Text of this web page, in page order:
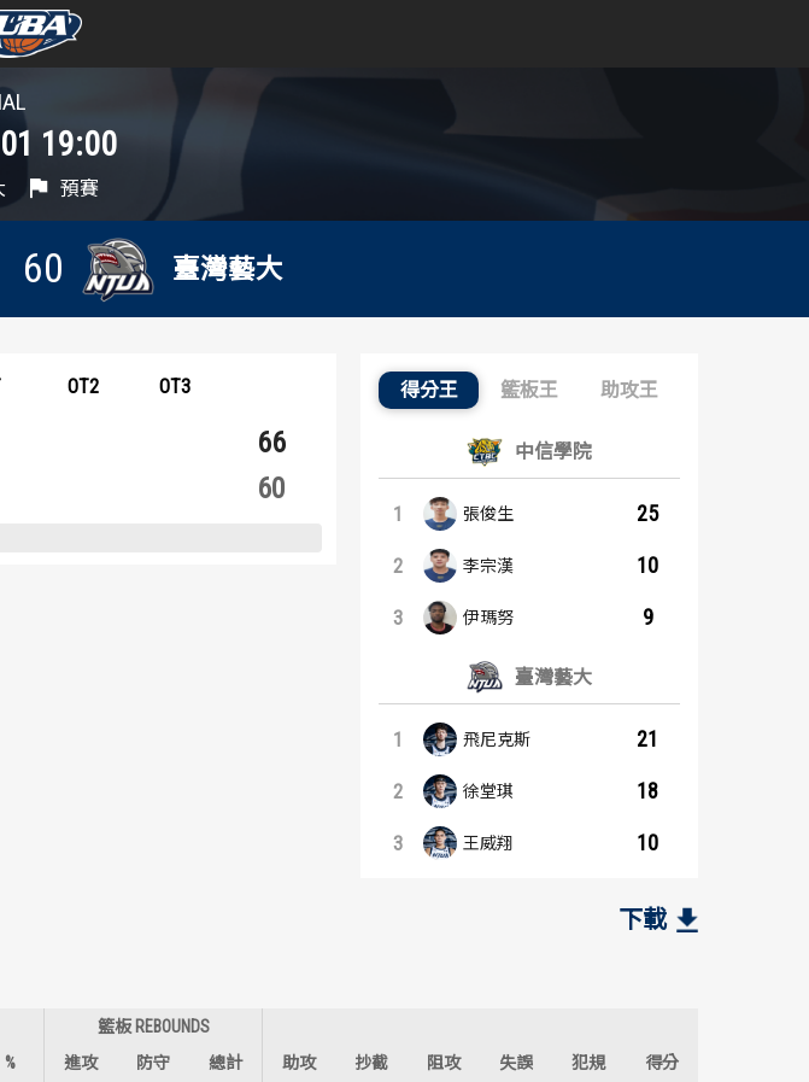
戰績排行
戰績排行
19:00
預賽
臺灣藝大
60
OT2 OT3
66
60
得分王 籃板王 助攻王
得分王：內容起點
中信學院
1 張俊生 25
2 李宗漢 10
3 伊瑪努 9
臺灣藝大
1 飛尼克斯 21
2 徐堂琪 18
3 王威翔 10
張俊生 6
劉恩任 5
下載
籃板 REBOUNDS
% 進攻 防守 總計 助攻 抄截 阻攻 失誤 犯規
得分